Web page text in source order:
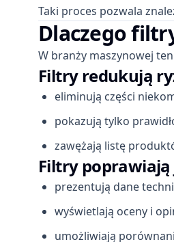
Taki proces pozwala
Dlaczego
W branży maszynowej
Filtry redukują
eliminują części
pokazują tylko
zawężają listę
Filtry
prezentują dane
wyświetlają oceny i
umożliwiają